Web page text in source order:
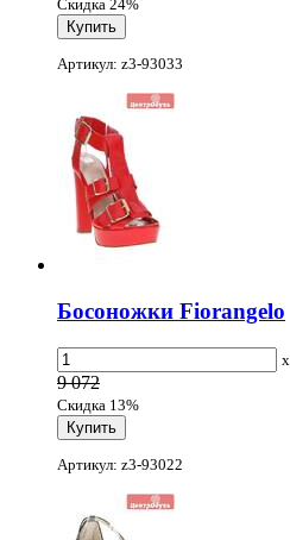
Скидка 24%
Артикул: z3-93033
Босоножки Fiorangelo
x
9 072
Скидка 13%
Артикул: z3-93022